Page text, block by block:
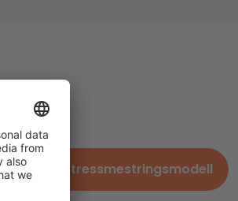
Stressmestringsmodell